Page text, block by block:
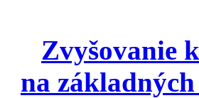
Zvyšovanie
na